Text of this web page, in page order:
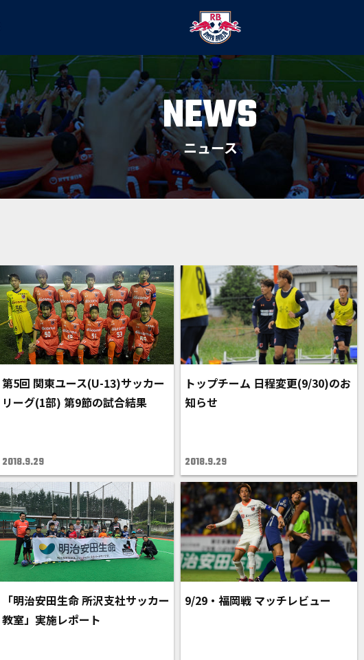
NEWS
ニュース
第5回 関東ユース(U-13)サッカー
リーグ(1部) 第9節の試合結果
2018.9.29
トップチーム 日程変更(9/30)のお
知らせ
2018.9.29
「明治安田生命 所沢支社サッカー
教室」実施レポート
9/29・福岡戦 マッチレビュー